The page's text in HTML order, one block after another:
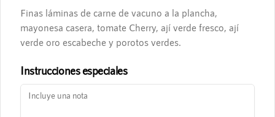
Redes sociales
Instagram
Mi cuenta
Finas láminas de carne de vacuno a la plancha,
mayonesa casera, tomate Cherry, ají verde fresco, ají
verde oro escabeche y porotos verdes.
Instrucciones especiales